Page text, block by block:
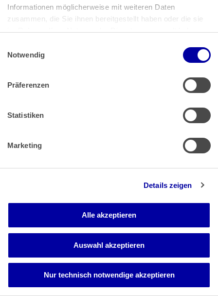
Informationen möglicherweise mit weiteren Daten
zusammen, die Sie ihnen bereitgestellt haben oder die sie
im Rahmen Ihrer Nutzung der Dienste gesammelt haben.
Impressum
Notwendig
Präferenzen
Statistiken
Marketing
Details zeigen
Alle akzeptieren
Auswahl akzeptieren
Nur technisch notwendige akzeptieren
53113 Bonn
Impressum
Zahlung & Versand
Muster Widerrufsformular (PDF)
Mediadaten
Media-Center